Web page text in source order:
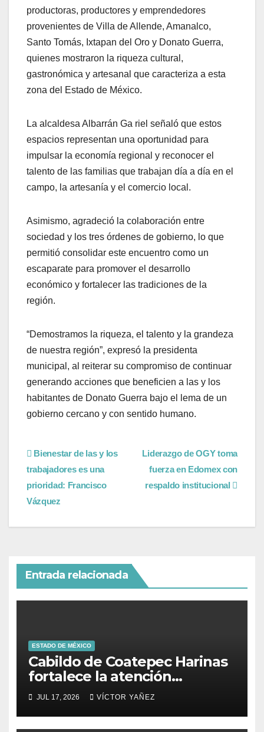
productoras, productores y emprendedores
provenientes de Villa de Allende, Amanalco,
Santo Tomás, Ixtapan del Oro y Donato Guerra,
quienes mostraron la riqueza cultural,
gastronómica y artesanal que caracteriza a esta
zona del Estado de México.
La alcaldesa Albarrán Ga riel señaló que estos
espacios representan una oportunidad para
impulsar la economía regional y reconocer el
talento de las familias que trabajan día a día en el
campo, la artesanía y el comercio local.
Asimismo, agradeció la colaboración entre
sociedad y los tres órdenes de gobierno, lo que
permitió consolidar este encuentro como un
escaparate para promover el desarrollo
económico y fortalecer las tradiciones de la
región.
“Demostramos la riqueza, el talento y la grandeza
de nuestra región”, expresó la presidenta
municipal, al reiterar su compromiso de continuar
generando acciones que beneficien a las y los
habitantes de Donato Guerra bajo el lema de un
gobierno cercano y con sentido humano.
Liderazgo de OGY toma
fuerza en Edomex con
respaldo institucional
Bienestar de las y los
trabajadores es una
prioridad: Francisco
Vázquez
Entrada relacionada
ESTADO DE MÉXICO
Cabildo de Coatepec Harinas
fortalece la atención
ciudadana y la toma de
decisiones
JUL 17, 2026 VÍCTOR YAÑEZ